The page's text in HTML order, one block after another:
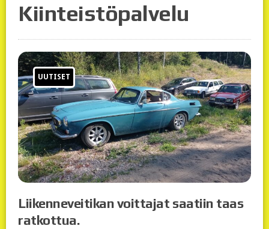
Kiinteistöpalvelu
UUTISET
Liikenneveitikan voittajat saatiin taas
ratkottua.